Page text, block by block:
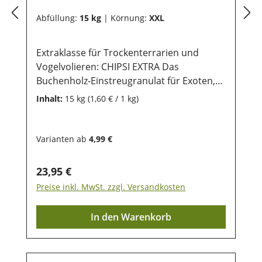
Abfüllung: 15 kg | Körnung: XXL
Extraklasse für Trockenterrarien und
Vogelvolieren: CHIPSI EXTRA Das
Buchenholz-Einstreugranulat für Exoten,
Vögel und Sonderanwendungen.
praktischen 10 Liter-Beutel und im
Buchenholz-Granulat ist speziell auf die
Bedürfnisse von Reptilien, vielen
Vogelarten und anspruchsvollen
Kleintieren abgestimmt.Das staubfreie
Produkt schont die empfindlichen
Atemorgane der Tiere und sorgt für ein
Inhalt: 15 kg (1,60 € / 1 kg)
Varianten ab 4,99 €
Regulärer Preis:
23,95 €
Preise inkl. MwSt. zzgl. Versandkosten
In den Warenkorb